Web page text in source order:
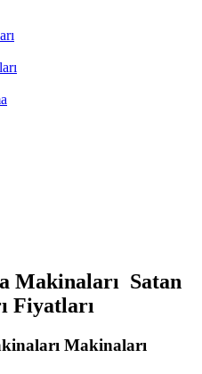
Makinaları Satan
Fiyatları
Makinaları